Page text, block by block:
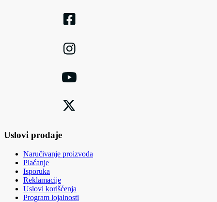
Uslovi prodaje
Naručivanje proizvoda
Plaćanje
Isporuka
Reklamacije
Uslovi korišćenja
Program lojalnosti